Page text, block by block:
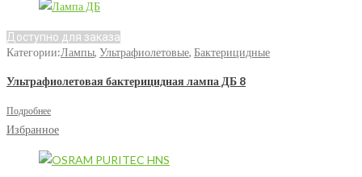
Доступно для заказа
Категории:Лампы, Ультрафиолетовые, Бактерицидные
Ультрафиолетовая бактерицидная лампа ДБ 8
Подробнее
Избранное